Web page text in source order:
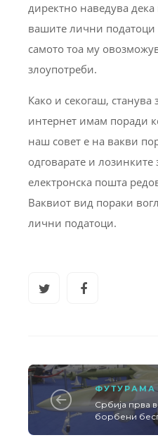
директно наведува дека
вашите лични податоци
самото тоа му
злоупотреби.
Како и секогаш, станува
интернет имам поради
наш совет е на вакви
одговарате и лозинките
електронска пошта
Ваквиот вид пораки
лични податоци.
ФУТУРАМА
Србија прва
борбени